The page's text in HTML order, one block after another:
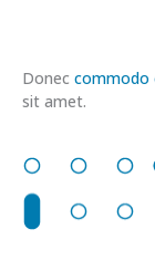
Donec commodo
sit amet.